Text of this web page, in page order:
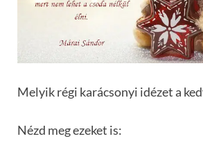
Melyik régi karácsonyi idézet a
Nézd meg ezeket is: